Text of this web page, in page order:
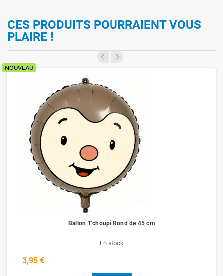
CES PRODUITS POURRAIENT VOUS
PLAIRE !
NOUVEAU
Ballon T'choupi Rond de 45 cm
En stock
3,95 €